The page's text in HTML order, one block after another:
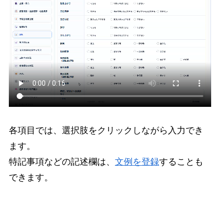
各項目では、選択肢をクリックしながら入力でき
ます。
特記事項などの記述欄は、 文例を登録することも
できます。